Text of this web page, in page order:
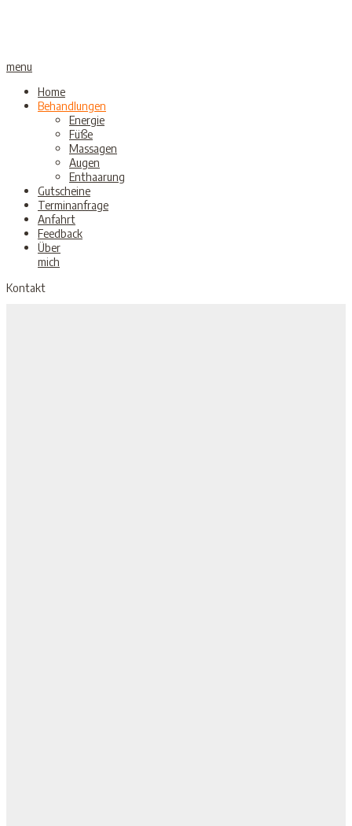
menu
Home
Behandlungen
Energie
Füße
Massagen
Augen
Enthaarung
Gutscheine
Terminanfrage
Anfahrt
Feedback
Über
mich
Kontakt